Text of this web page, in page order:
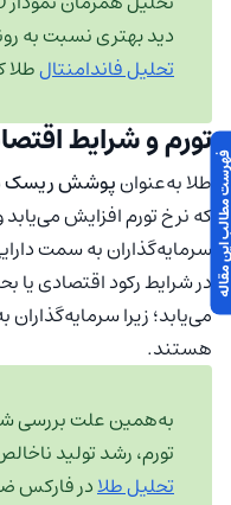
دید بهتری نسبت به
تحلیل فاندامنتالطلا
تورم و شرایط
طلا به‌عنوانپوشش ریسک
که نرخ تورم افزایش
سرمایه‌گذاران به سمت
در شرایط رکود اقتصادی یا
می‌یابد؛ زیرا
هستند.
به‌همین علت بررسی
تورم، رشد تولید
تحلیل طلادر فارکس
مقاله